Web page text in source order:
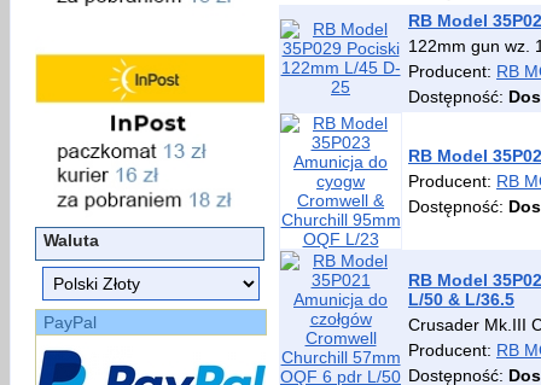
Waluta
PayPal
RB Model
122mm gun wz.
Producent: RB
Dostępność:
RB Model
Producent: RB
Dostępność:
RB Model
L/50 & L/36.5
Crusader Mk.III
Producent: RB
Dostępność: